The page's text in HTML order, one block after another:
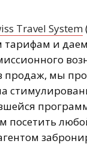
Travel System
и
продаж, мы